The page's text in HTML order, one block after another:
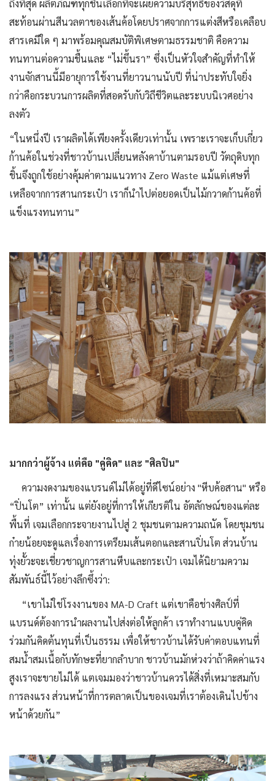
ถึงที่สุด ผลิตภัณฑ์ทุกชิ้นเลือกที่จะเผยความบริสุทธิ์ของวัสดุที่
สะท้อนผ่านสีนวลตาของเส้นค้อโดยปราศจากการแต่งสีหรือเคลือบ
สารเคมีใด ๆ มาพร้อมคุณสมบัติพิเศษตามธรรมชาติ คือความ
ทนทานต่อความชื้นและ “ไม่ขึ้นรา” ซึ่งเป็นหัวใจสำคัญที่ทำให้
งานจักสานนี้มีอายุการใช้งานที่ยาวนานนับปี ที่น่าประทับใจยิ่ง
กว่าคือกระบวนการผลิตที่สอดรับกับวิถีชีวิตและระบบนิเวศอย่าง
ลงตัว
“ในหนึ่งปี เราผลิตได้เพียงครั้งเดียวเท่านั้น เพราะเราจะเก็บเกี่ยว
ก้านค้อในช่วงที่ชาวบ้านเปลี่ยนหลังคาบ้านตามรอบปี วัตถุดิบทุก
ชิ้นจึงถูกใช้อย่างคุ้มค่าตามแนวทาง Zero Waste แม้แต่เศษที่
เหลือจากการสานกระเป๋า เราก็นำไปต่อยอดเป็นไม้กวาดก้านค้อที่
แข็งแรงทนทาน”
มากกว่าผู้จ้าง แต่คือ "คู่คิด" และ "ศิลปิน"
ความงดงามของแบรนด์ไม่ได้อยู่ที่ดีไซน์อย่าง "หีบค้อสาน" หรือ
“ปิ่นโต” เท่านั้น แต่ยังอยู่ที่การให้เกียรติใน อัตลักษณ์ของแต่ละ
พื้นที่ เจมเลือกกระจายงานไปสู่ 2 ชุมชนตามความถนัด โดยชุมชน
ก๋ายน้อยจะดูแลเรื่องการเตรียมเส้นตอกและสานปิ่นโต ส่วนบ้าน
ทุ่งยั้วะจะเชี่ยวชาญการสานหีบและกระเป๋า เจมได้นิยามความ
สัมพันธ์นี้ไว้อย่างลึกซึ้งว่า:
“เขาไม่ใช่โรงงานของ MA-D Craft แต่เขาคือช่างศิลป์ที่
แบรนด์ต้องการนำผลงานไปส่งต่อให้ลูกค้า เราทำงานแบบคู่คิด
ร่วมกันคิดต้นทุนที่เป็นธรรม เพื่อให้ชาวบ้านได้รับค่าตอบแทนที่
สมน้ำสมเนื้อกับทักษะที่ยากลำบาก ชาวบ้านมักห่วงว่าถ้าคิดค่าแรง
สูงเราจะขายไม่ได้ แตเจมมองว่าชาวบ้านควรได้สิ่งที่เหมาะสมกับ
การลงแรง ส่วนหน้าที่การตลาดเป็นของเจมที่เราต้องเดินไปข้าง
หน้าด้วยกัน”